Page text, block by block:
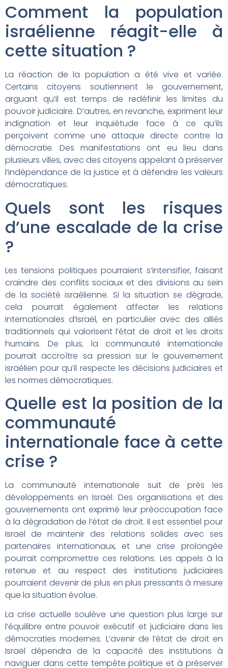
Comment la population
israélienne réagit-elle à
cette situation ?
La réaction de la population a été vive et variée.
Certains citoyens soutiennent le gouvernement,
arguant qu’il est temps de redéfinir les limites du
pouvoir judiciaire. D’autres, en revanche, expriment leur
indignation et leur inquiétude face à ce qu’ils
perçoivent comme une attaque directe contre la
démocratie. Des manifestations ont eu lieu dans
plusieurs villes, avec des citoyens appelant à préserver
l’indépendance de la justice et à défendre les valeurs
démocratiques.
Quels sont les risques
d’une escalade de la crise
?
Les tensions politiques pourraient s’intensifier, faisant
craindre des conflits sociaux et des divisions au sein
de la société israélienne. Si la situation se dégrade,
cela pourrait également affecter les relations
internationales d’Israël, en particulier avec des alliés
traditionnels qui valorisent l’état de droit et les droits
humains. De plus, la communauté internationale
pourrait accroître sa pression sur le gouvernement
israélien pour qu’il respecte les décisions judiciaires et
les normes démocratiques.
Quelle est la position de la
communauté
internationale face à cette
crise ?
La communauté internationale suit de près les
développements en Israël. Des organisations et des
gouvernements ont exprimé leur préoccupation face
à la dégradation de l’état de droit. Il est essentiel pour
Israël de maintenir des relations solides avec ses
partenaires internationaux, et une crise prolongée
pourrait compromettre ces relations. Les appels à la
retenue et au respect des institutions judiciaires
pourraient devenir de plus en plus pressants à mesure
que la situation évolue.
La crise actuelle soulève une question plus large sur
l’équilibre entre pouvoir exécutif et judiciaire dans les
démocraties modernes. L’avenir de l’état de droit en
Israël dépendra de la capacité des institutions à
naviguer dans cette tempête politique et à préserver